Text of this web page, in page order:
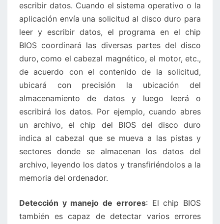
escribir datos. Cuando el sistema operativo o la
aplicación envía una solicitud al disco duro para
leer y escribir datos, el programa en el chip
BIOS coordinará las diversas partes del disco
duro, como el cabezal magnético, el motor, etc.,
de acuerdo con el contenido de la solicitud,
ubicará con precisión la ubicación del
almacenamiento de datos y luego leerá o
escribirá los datos. Por ejemplo, cuando abres
un archivo, el chip del BIOS del disco duro
indica al cabezal que se mueva a las pistas y
sectores donde se almacenan los datos del
archivo, leyendo los datos y transfiriéndolos a la
memoria del ordenador.
Detección y manejo de errores: El chip BIOS
también es capaz de detectar varios errores